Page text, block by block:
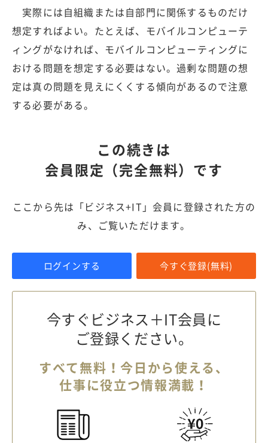
実際には自組織または自部門に関係するものだけ
想定すればよい。たとえば、モバイルコンピューテ
ィングがなければ、モバイルコンピューティングに
おける問題を想定する必要はない。過剰な問題の想
定は真の問題を見えにくくする傾向があるので注意
する必要がある。
この続きは
会員限定（完全無料）です
ここから先は「ビジネス+IT」会員に登録された方の
み、ご覧いただけます。
ログインする 今すぐ登録(無料)
今すぐビジネス＋IT会員に
ご登録ください。
すべて無料！今日から使える、
仕事に役立つ情報満載！